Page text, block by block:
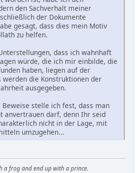
den Sachverhalt meiner
der Dokumente
gesagt, dass dies mein Motiv
zu helfen.
dass ich wahnhaft
würde, die ich mir einbilde, die
haben, liegen auf der
werden die Konstruktionen der
ausgegeben.
stelle ich fest, dass man
anvertrauen darf, denn Ihr seid
nicht in der Lage, mit
umzugehen...
a frog and end up with a prince.